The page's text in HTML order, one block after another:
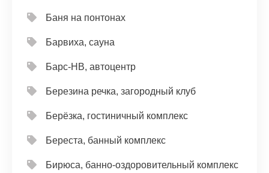
Баня на понтонах
Барвиха, сауна
Барс-НВ, автоцентр
Березина речка, загородный клуб
Берёзка, гостиничный комплекс
Береста, банный комплекс
Бирюса, банно-оздоровительный комплекс